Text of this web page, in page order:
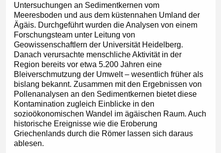
Untersuchungen an Sedimentkernen vom
Meeresboden und aus dem küstennahen Umland der
Ägäis. Durchgeführt wurden die Analysen von einem
Forschungsteam unter Leitung von
Geowissenschaftlern der Universität Heidelberg.
Danach verursachte menschliche Aktivität in der
Region bereits vor etwa 5.200 Jahren eine
Bleiverschmutzung der Umwelt – wesentlich früher als
bislang bekannt. Zusammen mit den Ergebnissen von
Pollenanalysen an den Sedimentkernen bietet diese
Kontamination zugleich Einblicke in den
sozioökonomischen Wandel im ägäischen Raum. Auch
historische Ereignisse wie die Eroberung
Griechenlands durch die Römer lassen sich daraus
ablesen.